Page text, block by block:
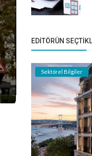
EDITÖRÜN
Sektörel Bilgiler